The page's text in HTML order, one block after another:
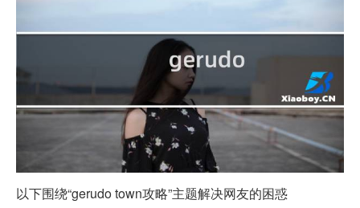
以下围绕“gerudo town攻略”主题解决网友的困惑